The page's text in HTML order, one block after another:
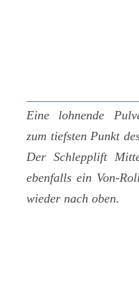
Eine lohnende
zum tiefsten Punkt
Der Schlepplift
ebenfalls ein Von-
wieder nach oben.